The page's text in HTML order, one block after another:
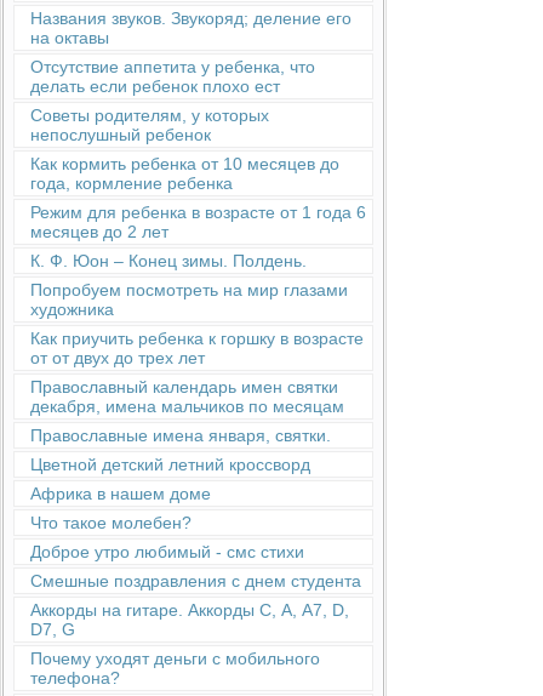
Названия звуков. Звукоряд; деление его
на октавы
Отсутствие аппетита у ребенка, что
делать если ребенок плохо ест
Советы родителям, у которых
непослушный ребенок
Как кормить ребенка от 10 месяцев до
года, кормление ребенка
Режим для ребенка в возрасте от 1 года 6
месяцев до 2 лет
К. Ф. Юон – Конец зимы. Полдень.
Попробуем посмотреть на мир глазами
художника
Как приучить ребенка к горшку в возрасте
от от двух до трех лет
Православный календарь имен святки
декабря, имена мальчиков по месяцам
Православные имена января, святки.
Цветной детский летний кроссворд
Африка в нашем доме
Что такое молебен?
Доброе утро любимый - смс стихи
Смешные поздравления с днем студента
Аккорды на гитаре. Аккорды С, А, А7, D,
D7, G
Почему уходят деньги с мобильного
телефона?